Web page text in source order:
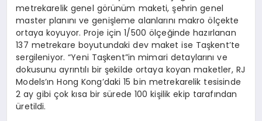
metrekarelik genel görünüm maketi, şehrin genel
master planını ve genişleme alanlarını makro ölçekte
ortaya koyuyor. Proje için 1/500 ölçeğinde hazırlanan
137 metrekare boyutundaki dev maket ise Taşkent’te
sergileniyor. “Yeni Taşkent”in mimari detaylarını ve
dokusunu ayrıntılı bir şekilde ortaya koyan maketler, RJ
Models’ın Hong Kong’daki 15 bin metrekarelik tesisinde
2 ay gibi çok kısa bir sürede 100 kişilik ekip tarafından
üretildi.